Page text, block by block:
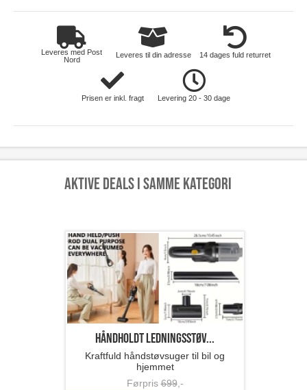
Leveres med Post
Nord
Leveres til din adresse 14 dages fuld returret
Prisen er inkl. fragt Levering 20 - 30 dage
Aktive deals i samme kategori
Håndholdt ledningsstøv...
Kraftfuld håndstøvsuger til bil og
hjemmet
Førpris699,-